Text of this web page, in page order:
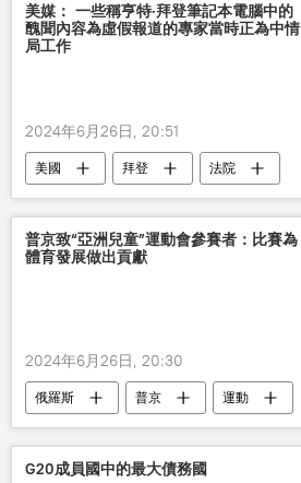
美媒： 一些稱亨特·拜登筆記本電腦中的
醜聞內容為虛假報道的專家當時正為中情
局工作
2024年6月26日, 20:51
美國 拜登 法院
普京致“亞洲兒童”運動會參賽者：比賽為
體育發展做出貢獻
2024年6月26日, 20:30
俄羅斯 普京 運動
G20成員國中的最大債務國